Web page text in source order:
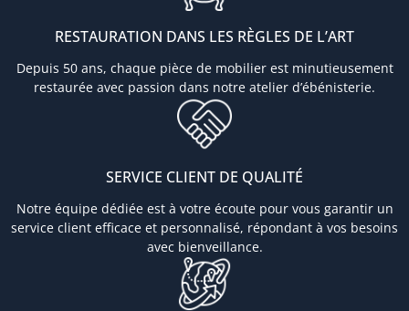
RESTAURATION DANS LES RÈGLES DE L’ART
Depuis 50 ans, chaque pièce de mobilier est minutieusement
restaurée avec passion dans notre atelier d’ébénisterie.
SERVICE CLIENT DE QUALITÉ
Notre équipe dédiée est à votre écoute pour vous garantir un
service client efficace et personnalisé, répondant à vos besoins
avec bienveillance.